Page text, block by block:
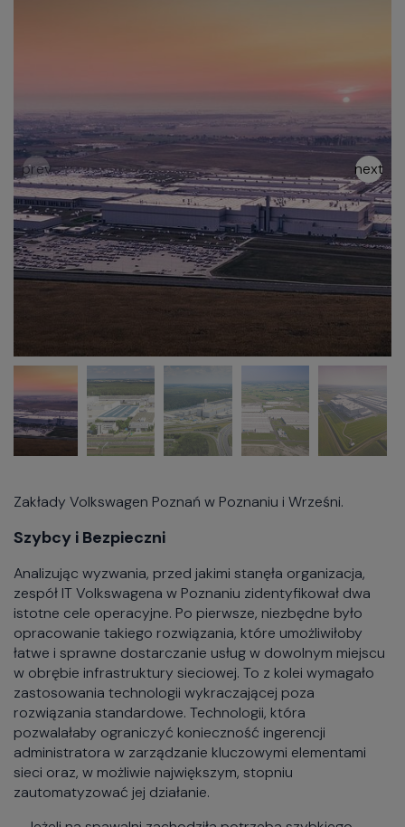
Zakłady Volkswagen Poznań w Poznaniu i Wrześni.
Szybcy i Bezpieczni
Analizując wyzwania, przed jakimi stanęła organizacja,
zespół IT Volkswagena w Poznaniu zidentyfikował dwa
istotne cele operacyjne. Po pierwsze, niezbędne było
opracowanie takiego rozwiązania, które umożliwiłoby
łatwe i sprawne dostarczanie usług w dowolnym miejscu
w obrębie infrastruktury sieciowej. To z kolei wymagało
zastosowania technologii wykraczającej poza
rozwiązania standardowe. Technologii, która
pozwalałaby ograniczyć konieczność ingerencji
administratora w zarządzanie kluczowymi elementami
sieci oraz, w możliwie największym, stopniu
zautomatyzować jej działanie.